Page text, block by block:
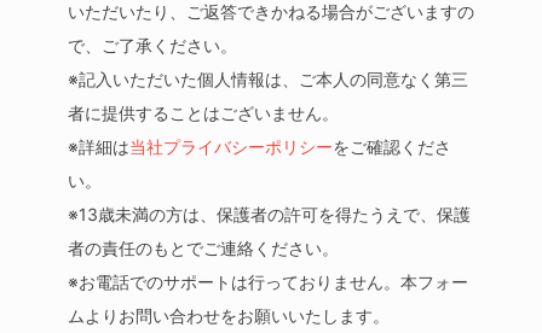
いただいたり、ご返答できかねる場合がございますの
で、ご了承ください。
※記入いただいた個人情報は、ご本人の同意なく第三
者に提供することはございません。
※詳細は当社プライバシーポリシーをご確認くださ
い。
※13歳未満の方は、保護者の許可を得たうえで、保護
者の責任のもとでご連絡ください。
※お電話でのサポートは行っておりません。本フォー
ムよりお問い合わせをお願いいたします。